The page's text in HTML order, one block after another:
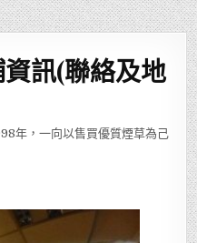
訊(聯絡及地
年，一向以售買優質煙草為己